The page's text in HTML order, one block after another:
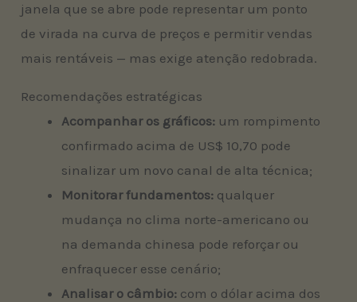
janela que se abre pode representar um ponto
de virada na curva de preços e permitir vendas
mais rentáveis — mas exige atenção redobrada.
Recomendações estratégicas
Acompanhar os gráficos: um rompimento
confirmado acima de US$ 10,70 pode
sinalizar um novo canal de alta técnica;
Monitorar fundamentos: qualquer
mudança no clima norte-americano ou
na demanda chinesa pode reforçar ou
enfraquecer esse cenário;
Analisar o câmbio: com o dólar acima dos